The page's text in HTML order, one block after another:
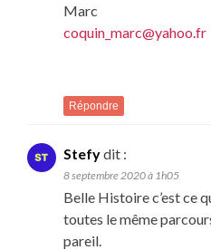
Marc
coquin_marc@yahoo.fr
Répondre
Stefydit :
8 septembre 2020 à 1h05
Belle Histoire c’est ce
toutes le même
pareil.